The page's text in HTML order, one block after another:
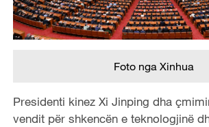
Foto nga Xinhua
Presidenti kinez Xi Jinping dha
vendit për shkencën e teknologjinë